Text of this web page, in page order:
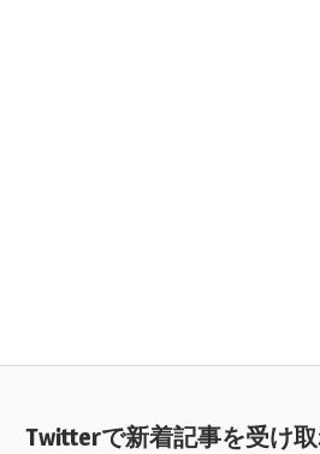
Twitterで新着記事を受け